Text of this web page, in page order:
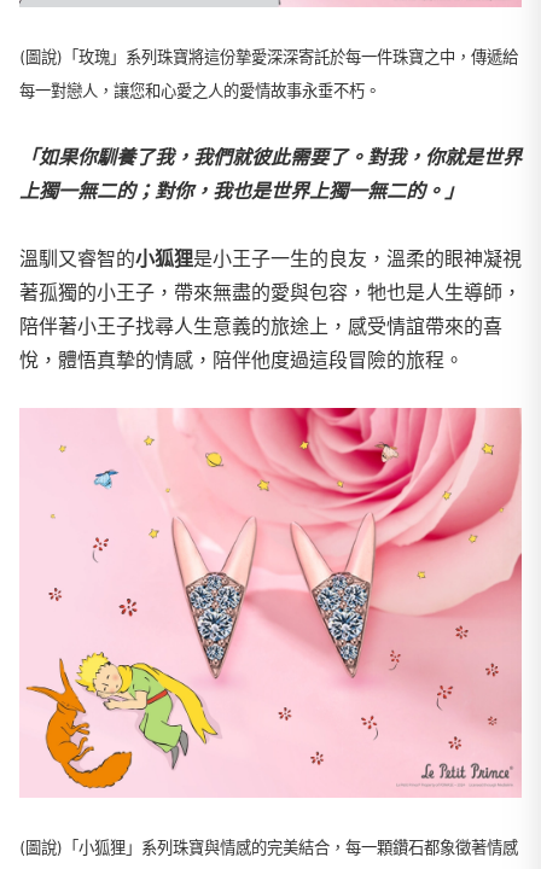
(圖說)「玫瑰」系列珠寶將這份摯愛深深寄託於每一件珠寶之中，傳遞給
每一對戀人，讓您和心愛之人的愛情故事永垂不朽。
「如果你馴養了我，我們就彼此需要了。對我，你就是世界
上獨一無二的；對你，我也是世界上獨一無二的。」
溫馴又睿智的小狐狸是小王子一生的良友，溫柔的眼神凝視
著孤獨的小王子，帶來無盡的愛與包容，牠也是人生導師，
陪伴著小王子找尋人生意義的旅途上，感受情誼帶來的喜
悅，體悟真摯的情感，陪伴他度過這段冒險的旅程。
(圖說)「小狐狸」系列珠寶與情感的完美結合，每一顆鑽石都象徵著情感